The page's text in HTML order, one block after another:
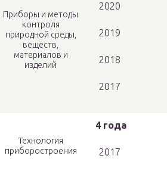
Приборы и методы
контроля
природной среды,
веществ,
материалов и
изделий
2020
2019
2018
2017
Технология
приборостроения
4 года
2017